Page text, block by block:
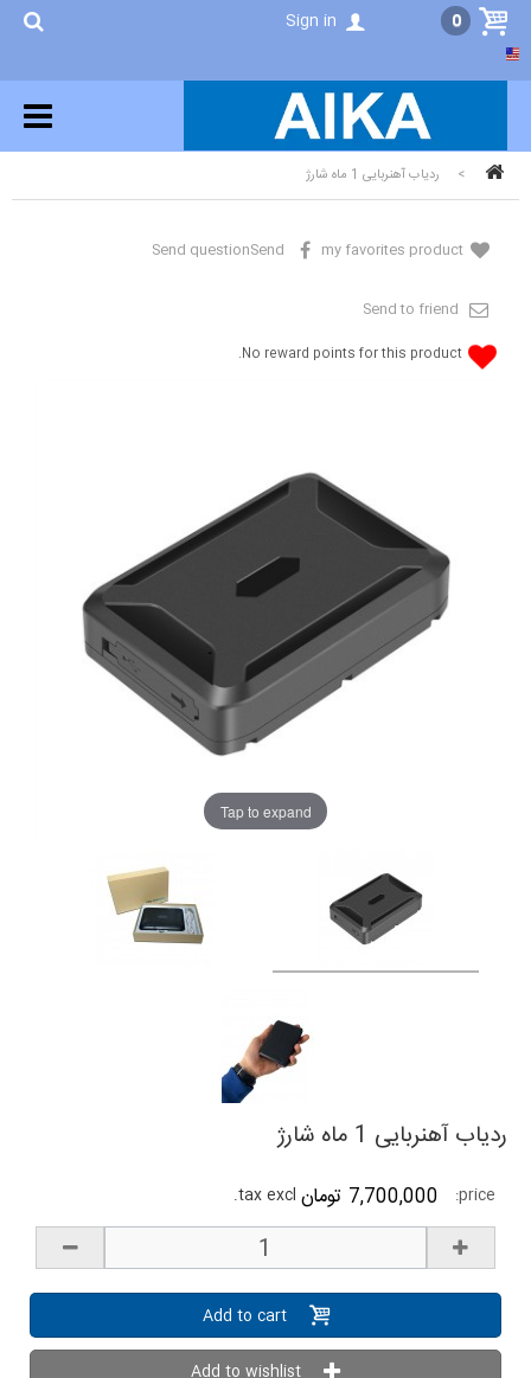
0
Sign in
> ردیاب آهنربایی 1 ماه شارژ
Send
Send question
Send to friend
No reward points for this product.
Tap to expand
ردیاب آهنربایی 1 ماه شارژ
price: 7,700,000 تومان
Add to cart